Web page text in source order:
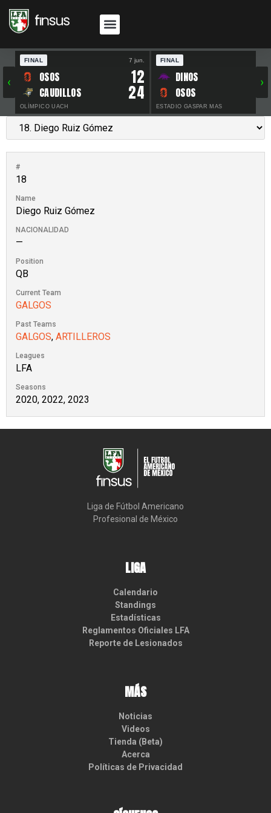
‹
FINAL 7 jun.
OSOS 12
CAUDILLOS 24
OLÍMPICO UACH
FINAL
DINOS
OSOS
ESTADIO GASPAR MAS
›
#
18
Name
Diego Ruiz Gómez
NACIONALIDAD
—
Position
QB
Current Team
GALGOS
Past Teams
GALGOS, ARTILLEROS
Leagues
LFA
Seasons
2020, 2022, 2023
Liga de Fútbol Americano
Profesional de México
LIGA
Calendario
Standings
Estadísticas
Reglamentos Oficiales LFA
Reporte de Lesionados
MÁS
Noticias
Videos
Tienda (Beta)
Acerca
Políticas de Privacidad